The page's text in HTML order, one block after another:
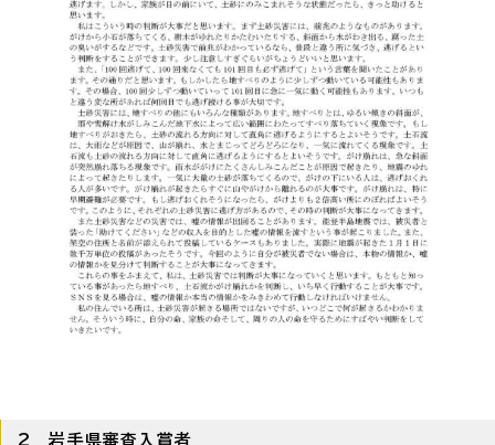
2 岩手県審査入賞者